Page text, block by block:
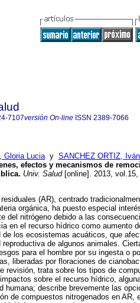
7107versión On-line ISSN 2389-7066
Gloria Luciay SANCHEZ ORTIZ,
efectos y mecanismos de
. Univ. Salud[online]. 2013, vol.15,
(AR), centrado
orgánica, ha puesto especial
del nitrógeno debido a las
en el recurso hídrico como aumento
los ecosistemas acuáticos, que
de algunos animales.
para el hombre por su ingesta o
liberadas por floraciones de
revisión, trata sobre los tipos de
sobre el recurso hídrico,
humana; describe brevemente las
de compuestos nitrogenados en AR,